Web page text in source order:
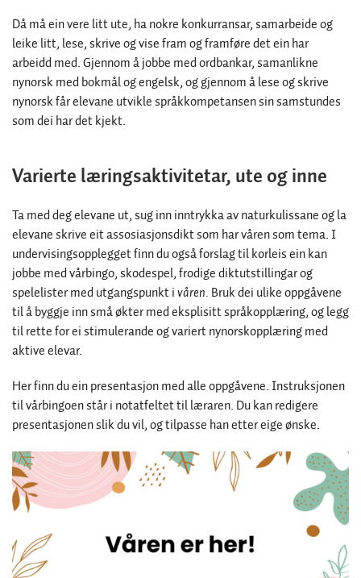
Då må ein vere litt ute, ha nokre konkurransar, samarbeide og
leike litt, lese, skrive og vise fram og framføre det ein har
arbeidd med. Gjennom å jobbe med ordbankar, samanlikne
nynorsk med bokmål og engelsk, og gjennom å lese og skrive
nynorsk får elevane utvikle språkkompetansen sin samstundes
som dei har det kjekt.
Varierte læringsaktivitetar, ute og inne
Ta med deg elevane ut, sug inn inntrykka av naturkulissane og la
elevane skrive eit assosiasjonsdikt som har våren som tema. I
undervisingsopplegget finn du også forslag til korleis ein kan
jobbe med vårbingo, skodespel, frodige diktutstillingar og
spelelister med utgangspunkt ivåren. Bruk dei ulike oppgåvene
til å byggje inn små økter med eksplisitt språkopplæring, og legg
til rette for ei stimulerande og variert nynorskopplæring med
aktive elevar.
Her finn du ein presentasjon med alle oppgåvene. Instruksjonen
til vårbingoen står i notatfeltet til læraren. Du kan redigere
presentasjonen slik du vil, og tilpasse han etter eige ønske.